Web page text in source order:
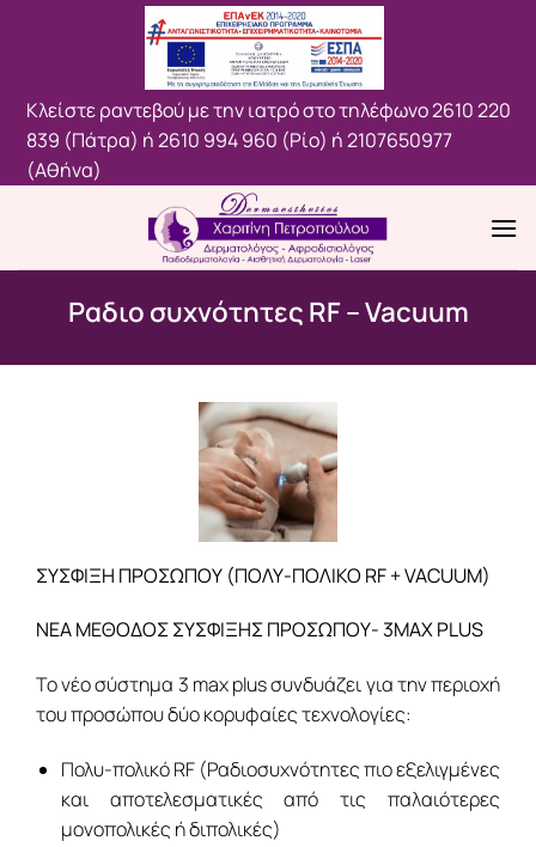
Κλείστε ραντεβού με την ιατρό στο τηλέφωνο2610 220
839 (Πάτρα) ή2610 994 960 (Ρίο) ή2107650977
(Aθήνα)
Ραδιο συχνότητες RF – Vacuum
ΣΥΣΦΙΞΗ ΠΡΟΣΩΠΟΥ (ΠΟΛΥ-ΠΟΛΙΚΟ RF + VACUUM)
ΝΕΑ ΜΕΘΟΔΟΣ ΣΥΣΦΙΞΗΣ ΠΡΟΣΩΠΟΥ- 3MAX PLUS
Το νέο σύστημα 3 max plus συνδυάζει για την περιοχή
του προσώπου δύο κορυφαίες τεχνολογίες:
Πολυ-πολικό RF (Ραδιοσυχνότητες πιο εξελιγμένες
και αποτελεσματικές από τις παλαιότερες
μονοπολικές ή διπολικές)